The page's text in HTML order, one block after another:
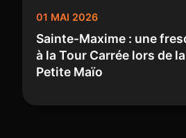
01 MAI 2026
Sainte-Maxime : une
à la Tour Carrée lors de
Petite Maïo